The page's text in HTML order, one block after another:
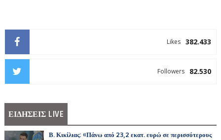
382.433
Likes
82.530
Followers
ΕΙΔΗΣΕΙΣ LIVE
Β. Κικίλιας: «Πάνω από 23,2 εκατ. ευρώ σε περισσότερους